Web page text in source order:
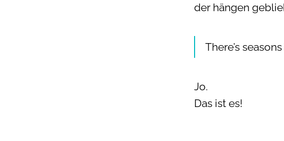
der hängen
There’s
Jo.
Das ist es!